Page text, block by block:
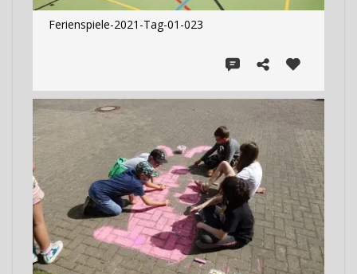
Ferienspiele-2021-Tag-01-023